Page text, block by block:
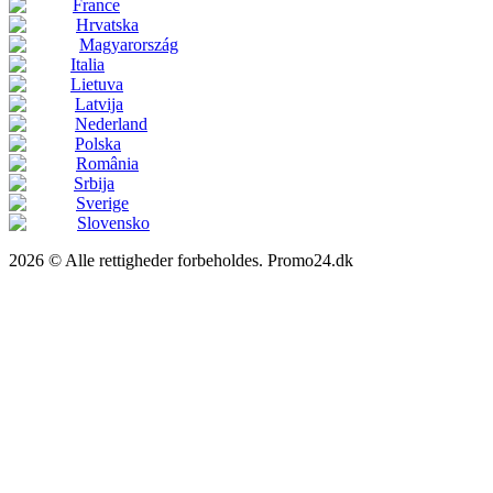
France
Hrvatska
Magyarország
Italia
Lietuva
Latvija
Nederland
Polska
România
Srbija
Sverige
Slovensko
2026 © Alle rettigheder forbeholdes. Promo24.dk